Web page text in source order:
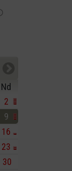
Nd
2
9
16
23
30